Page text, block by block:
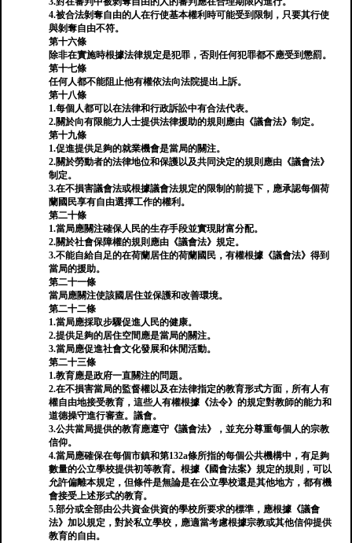
4.被合法剝奪自由的人在行使基本權利時可能受到限制，只要其行使
與剝奪自由不符。
第十六條
除非在實施時根據法律規定是犯罪，否則任何犯罪都不應受到懲罰。
第十七條
任何人都不能阻止他有權依法向法院提出上訴。
第十八條
1.每個人都可以在法律和行政訴訟中有合法代表。
2.關於向有限能力人士提供法律援助的規則應由《議會法》制定。
第十九條
1.促進提供足夠的就業機會是當局的關注。
2.關於勞動者的法律地位和保護以及共同決定的規則應由《議會法》
制定。
3.在不損害議會法或根據議會法規定的限制的前提下，應承認每個荷
蘭國民享有自由選擇工作的權利。
第二十條
1.當局應關注確保人民的生存手段並實現財富分配。
2.關於社會保障權的規則應由《議會法》規定。
3.不能自給自足的在荷蘭居住的荷蘭國民，有權根據《議會法》得到
當局的援助。
第二十一條
當局應關注使該國居住並保護和改善環境。
第二十二條
1.當局應採取步驟促進人民的健康。
2.提供足夠的居住空間應是當局的關注。
3.當局應促進社會文化發展和休閒活動。
第二十三條
1.教育應是政府一直關注的問題。
2.在不損害當局的監督權以及在法律指定的教育形式方面，所有人有
權自由地接受教育，這些人有權根據《法令》的規定對教師的能力和
道德操守進行審查。議會。
3.公共當局提供的教育應遵守《議會法》，並充分尊重每個人的宗教
信仰。
4.當局應確保在每個市鎮和第132a條所指的每個公共機構中，有足夠
數量的公立學校提供初等教育。根據《國會法案》規定的規則，可以
允許偏離本規定，但條件是無論是在公立學校還是其他地方，都有機
會接受上述形式的教育。
5.部分或全部由公共資金供資的學校所要求的標準，應根據《議會
法》加以規定，對於私立學校，應適當考慮根據宗教或其他信仰提供
教育的自由。